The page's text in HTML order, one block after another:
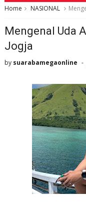
Home NASIONAL
Mengenal Uda
Jogja
by suarabamegaonline